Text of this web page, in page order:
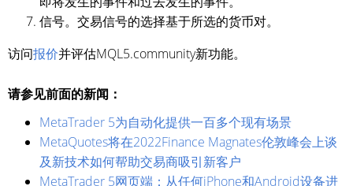
信号。交易信号的选择基于所选的货币对。
访问报价并评估MQL5.community新功能。
请参见前面的新闻：
MetaTrader 5为自动化提供一百多个现有场景
MetaQuotes将在2022Finance Magnates伦敦峰会上谈
及新技术如何帮助交易商吸引新客户
MetaTrader 5网页端：从任何iPhone和Android设备进